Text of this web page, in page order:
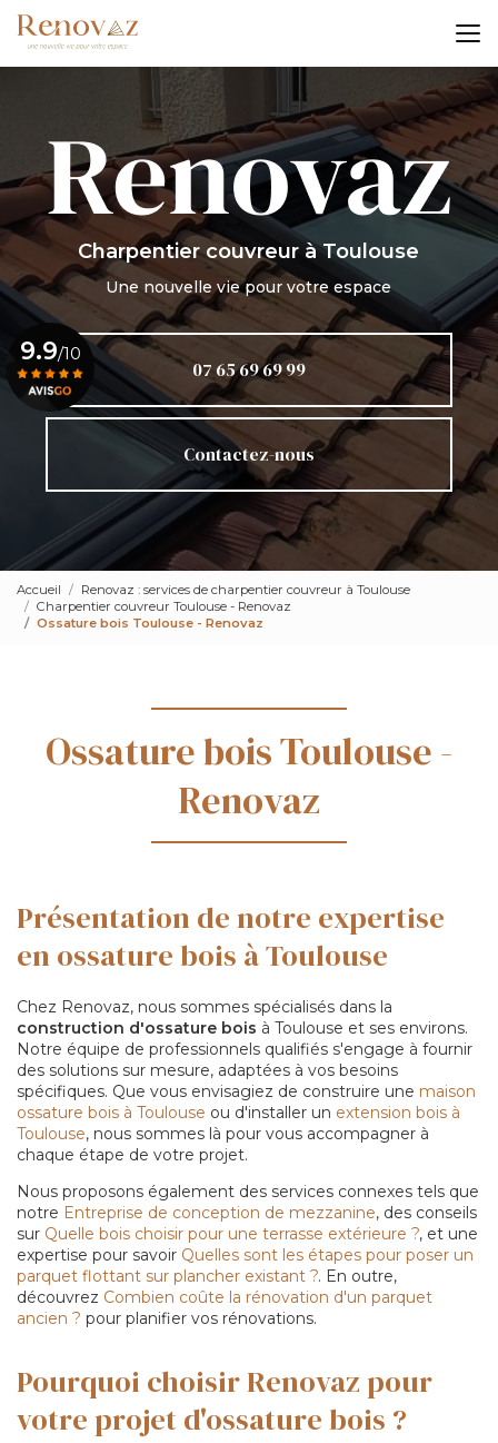
Aller
au
contenu
principal
Charpentier couvreur à Toulouse
Une nouvelle vie pour votre espace
07 65 69 69 99
Contactez-nous
9.9/10
Voir le certificat
Accueil
Renovaz : services de charpentier couvreur à Toulouse
Charpentier couvreur Toulouse - Renovaz
Ossature bois Toulouse - Renovaz
Ossature bois Toulouse -
Renovaz
Présentation de notre expertise
en ossature bois à Toulouse
Chez Renovaz, nous sommes spécialisés dans la
construction d'ossature bois à Toulouse et ses environs.
Notre équipe de professionnels qualifiés s'engage à fournir
des solutions sur mesure, adaptées à vos besoins
spécifiques. Que vous envisagiez de construire une maison
ossature bois à Toulouse ou d'installer un extension bois à
Toulouse, nous sommes là pour vous accompagner à
chaque étape de votre projet.
Nous proposons également des services connexes tels que
notre Entreprise de conception de mezzanine, des conseils
sur Quelle bois choisir pour une terrasse extérieure ?, et une
expertise pour savoir Quelles sont les étapes pour poser un
parquet flottant sur plancher existant ?. En outre,
découvrez Combien coûte la rénovation d'un parquet
ancien ? pour planifier vos rénovations.
Pourquoi choisir Renovaz pour
votre projet d'ossature bois ?